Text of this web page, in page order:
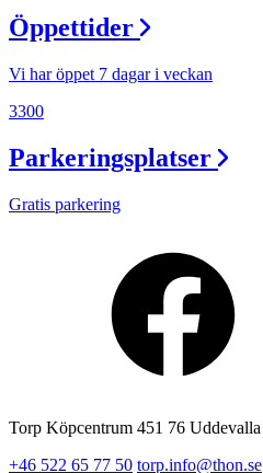
Magasin
Presentkort
Öppettider
Vi har öppet 7 dagar i veckan
3300
Parkeringsplatser
Gratis parkering
Torp Köpcentrum 451 76 Uddevalla
+46 522 65 77 50 torp.info@thon.se